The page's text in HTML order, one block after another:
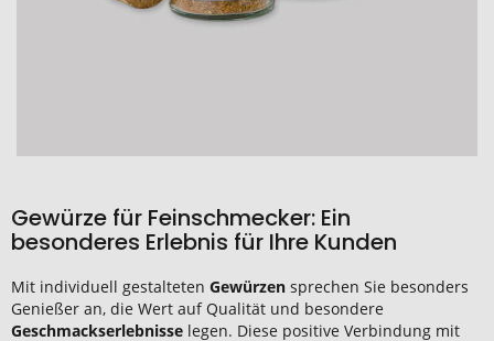
Gewürze für Feinschmecker: Ein
besonderes Erlebnis für Ihre Kunden
Mit individuell gestalteten Gewürzen sprechen Sie besonders
Genießer an, die Wert auf Qualität und besondere
Geschmackserlebnisse legen. Diese positive Verbindung mit